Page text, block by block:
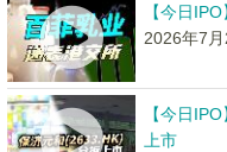
【今日
2026年7
【今日
上市